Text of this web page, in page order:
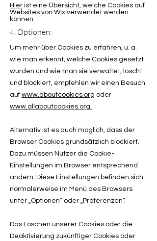
Hier ist eine Übersicht, welche Cookies auf
Websites von Wix verwendet werden
können.
4. Optionen:
Um mehr über Cookies zu erfahren, u. a.
wie man erkennt, welche Cookies gesetzt
wurden und wie man sie verwaltet, löscht
und blockiert, empfehlen wir einen Besuch
auf www.aboutcookies.org oder
www.allaboutcookies.org.
Alternativ ist es auch möglich, dass der
Browser Cookies grundsätzlich blockiert.
Dazu müssen Nutzer die Cookie-
Einstellungen im Browser entsprechend
ändern. Diese Einstellungen befinden sich
normalerweise im Menü des Browsers
unter „Optionen“ oder „Präferenzen“.
Das Löschen unserer Cookies oder die
Deaktivierung zukünftiger Cookies oder